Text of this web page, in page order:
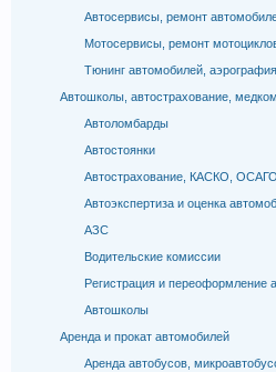
Автосервисы, ремонт
Мотосервисы, ремонт
Тюнинг автомобилей,
Автошколы, автострахование,
Автоломбарды
Автостоянки
Автострахование, КАСКО, ОСАГО
Автоэкспертиза и оценка
АЗС
Водительские комиссии
Регистрация и переоформление
Автошколы
Аренда и прокат автомобилей
Аренда автобусов,